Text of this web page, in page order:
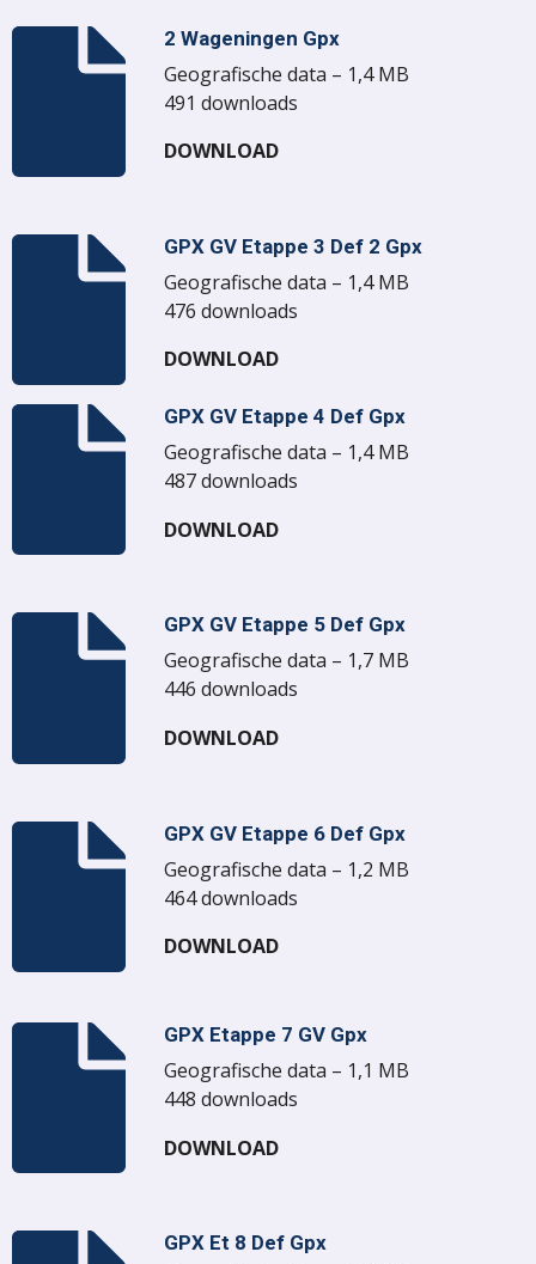
2 Wageningen Gpx
Geografische data – 1,4 MB
491 downloads
DOWNLOAD
GPX GV Etappe 3 Def 2 Gpx
Geografische data – 1,4 MB
476 downloads
DOWNLOAD
GPX GV Etappe 4 Def Gpx
Geografische data – 1,4 MB
487 downloads
DOWNLOAD
GPX GV Etappe 5 Def Gpx
Geografische data – 1,7 MB
446 downloads
DOWNLOAD
GPX GV Etappe 6 Def Gpx
Geografische data – 1,2 MB
464 downloads
DOWNLOAD
GPX Etappe 7 GV Gpx
Geografische data – 1,1 MB
448 downloads
DOWNLOAD
GPX Et 8 Def Gpx